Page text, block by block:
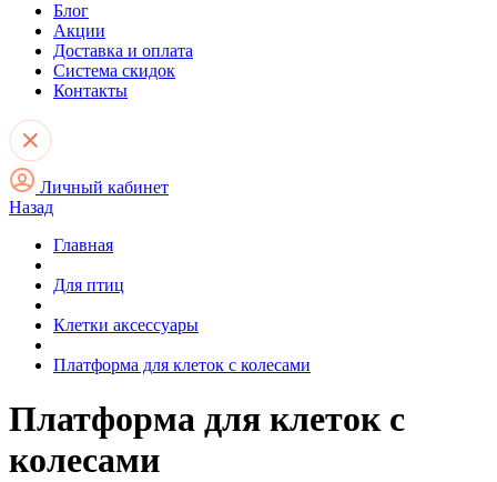
Блог
Акции
Доставка и оплата
Система скидок
Контакты
Личный кабинет
Назад
Главная
Для птиц
Клетки аксессуары
Платформа для клеток с колесами
Платформа для клеток с
колесами